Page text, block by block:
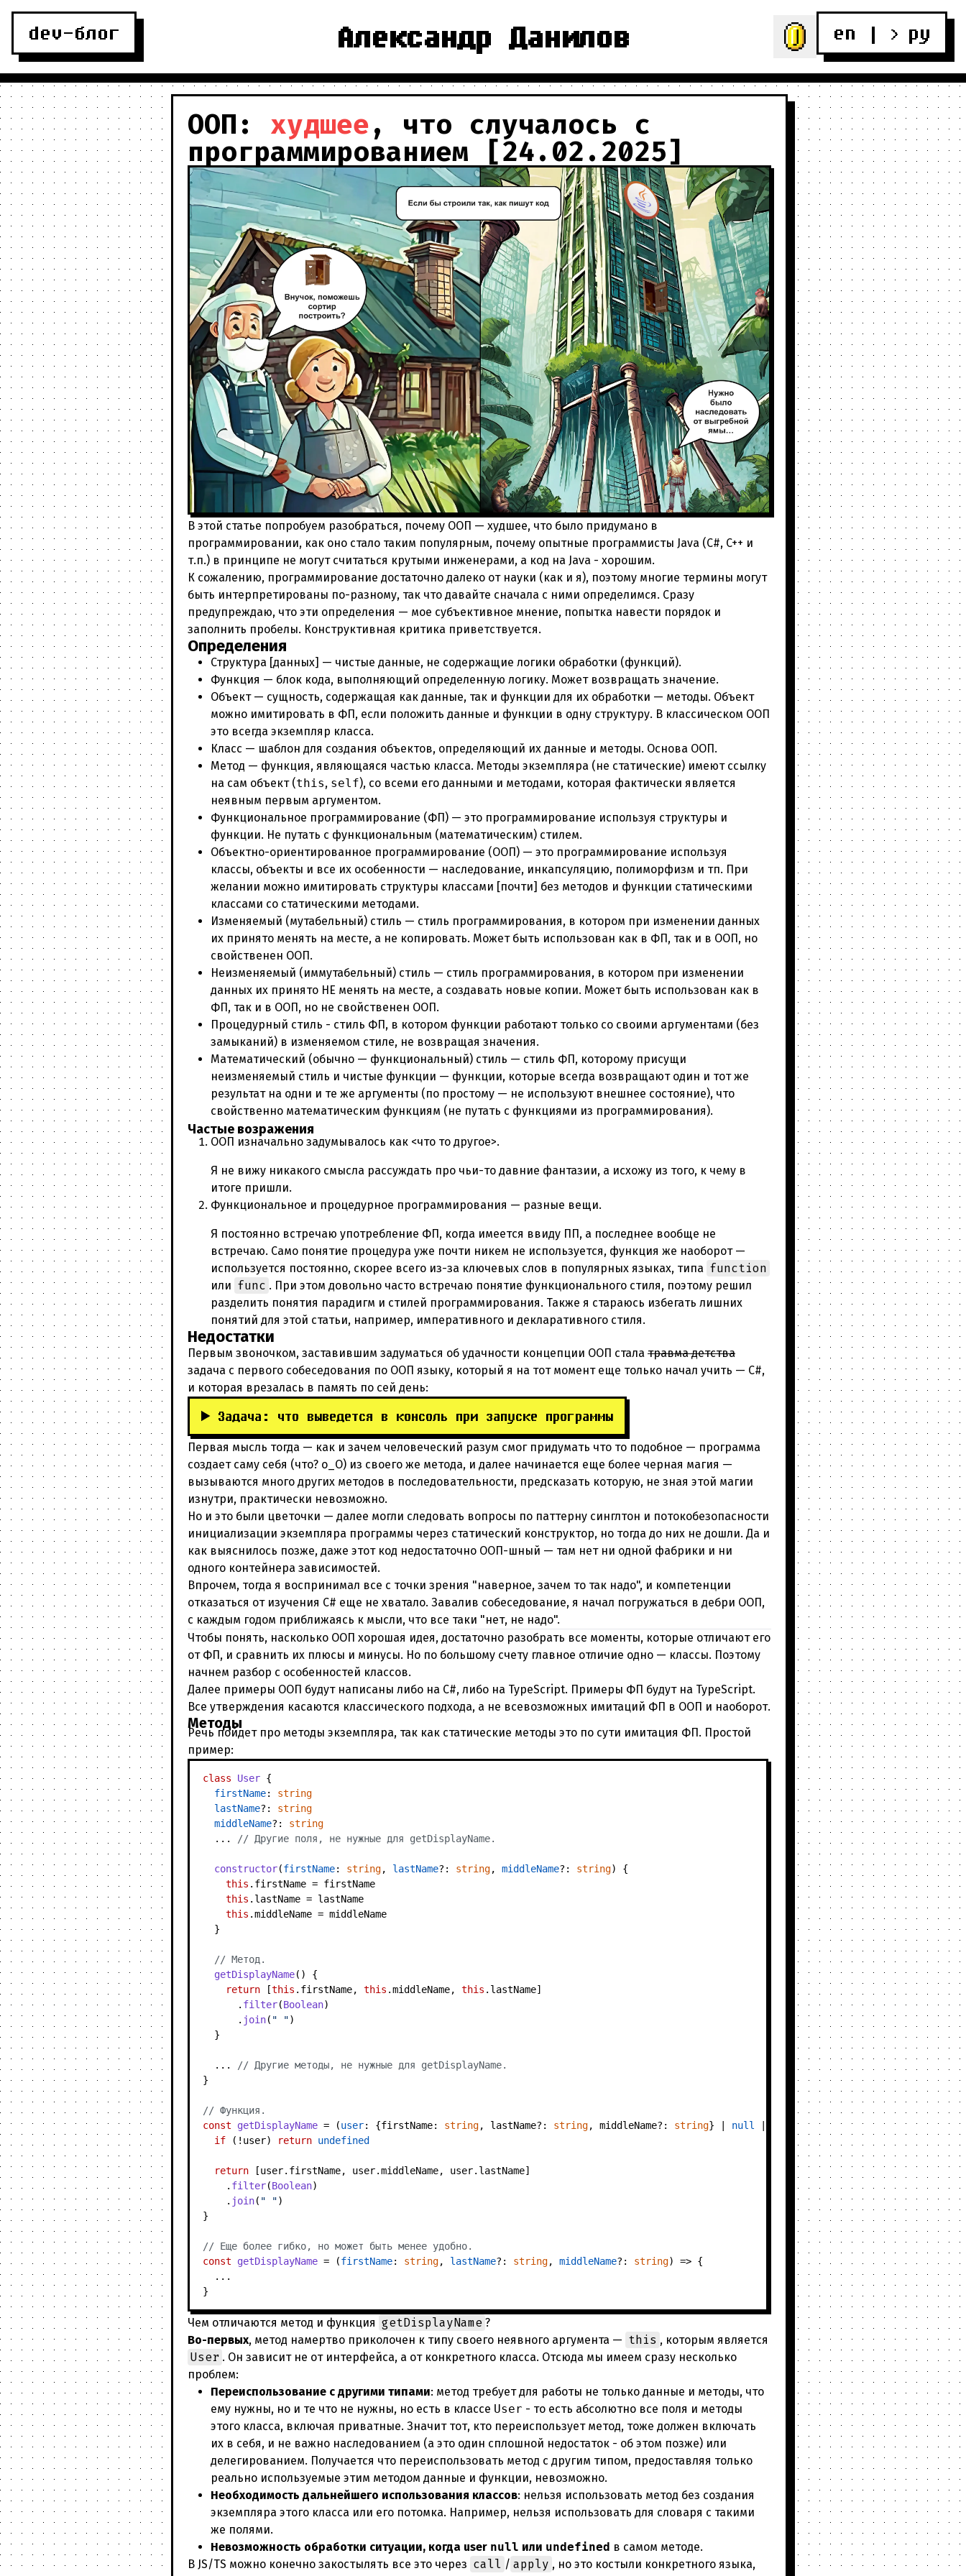
dev-блог Александр Данилов en | > ру
ООП: худшее, что случалось с
программированием [24.02.2025]
В этой статье попробуем разобраться, почему ООП — худшее, что было придумано в
программировании, как оно стало таким популярным, почему опытные программисты Java (C#, C++ и
т.п.) в принципе не могут считаться крутыми инженерами, а код на Java - хорошим.
К сожалению, программирование достаточно далеко от науки (как и я), поэтому многие термины могут
быть интерпретированы по-разному, так что давайте сначала с ними определимся. Сразу
предупреждаю, что эти определения — мое субъективное мнение, попытка навести порядок и
заполнить пробелы. Конструктивная критика приветствуется.
Определения
Структура [данных] — чистые данные, не содержащие логики обработки (функций).
Функция — блок кода, выполняющий определенную логику. Может возвращать значение.
Объект — сущность, содержащая как данные, так и функции для их обработки — методы. Объект
можно имитировать в ФП, если положить данные и функции в одну структуру. В классическом ООП
это всегда экземпляр класса.
Класс — шаблон для создания объектов, определяющий их данные и методы. Основа ООП.
Метод — функция, являющаяся частью класса. Методы экземпляра (не статические) имеют ссылку
на сам объект (this, self), со всеми его данными и методами, которая фактически является
неявным первым аргументом.
Функциональное программирование (ФП) — это программирование используя структуры и
функции. Не путать с функциональным (математическим) стилем.
Объектно-ориентированное программирование (ООП) — это программирование используя
классы, объекты и все их особенности — наследование, инкапсуляцию, полиморфизм и тп. При
желании можно имитировать структуры классами [почти] без методов и функции статическими
классами со статическими методами.
Изменяемый (мутабельный) стиль — стиль программирования, в котором при изменении данных
их принято менять на месте, а не копировать. Может быть использован как в ФП, так и в ООП, но
свойственен ООП.
Неизменяемый (иммутабельный) стиль — стиль программирования, в котором при изменении
данных их принято НЕ менять на месте, а создавать новые копии. Может быть использован как в
ФП, так и в ООП, но не свойственен ООП.
Процедурный стиль - стиль ФП, в котором функции работают только со своими аргументами (без
замыканий) в изменяемом стиле, не возвращая значения.
Математический (обычно — функциональный) стиль — стиль ФП, которому присущи
неизменяемый стиль и чистые функции — функции, которые всегда возвращают один и тот же
результат на одни и те же аргументы (по простому — не используют внешнее состояние), что
свойственно математическим функциям (не путать с функциями из программирования).
Частые возражения
ООП изначально задумывалось как <что то другое>.
Я не вижу никакого смысла рассуждать про чьи-то давние фантазии, а исхожу из того, к чему в
итоге пришли.
Функциональное и процедурное программирования — разные вещи.
Я постоянно встречаю употребление ФП, когда имеется ввиду ПП, а последнее вообще не
встречаю. Само понятие процедура уже почти никем не используется, функция же наоборот —
используется постоянно, скорее всего из-за ключевых слов в популярных языках, типа function
или func . При этом довольно часто встречаю понятие функционального стиля, поэтому решил
разделить понятия парадигм и стилей программирования. Также я стараюсь избегать лишних
понятий для этой статьи, например, императивного и декларативного стиля.
Недостатки
Первым звоночком, заставившим задуматься об удачности концепции ООП стала травма детства
задача с первого собеседования по ООП языку, который я на тот момент еще только начал учить — C#,
и которая врезалась в память по сей день:
Задача: что выведется в консоль при запуске программы
Первая мысль тогда — как и зачем человеческий разум смог придумать что то подобное — программа
создает саму себя (что? о_О) из своего же метода, и далее начинается еще более черная магия —
вызываются много других методов в последовательности, предсказать которую, не зная этой магии
изнутри, практически невозможно.
Но и это были цветочки — далее могли следовать вопросы по паттерну синглтон и потокобезопасности
инициализации экземпляра программы через статический конструктор, но тогда до них не дошли. Да и
как выяснилось позже, даже этот код недостаточно ООП-шный — там нет ни одной фабрики и ни
одного контейнера зависимостей.
Впрочем, тогда я воспринимал все с точки зрения "наверное, зачем то так надо", и компетенции
отказаться от изучения C# еще не хватало. Завалив собеседование, я начал погружаться в дебри ООП,
с каждым годом приближаясь к мысли, что все таки "нет, не надо".
Чтобы понять, насколько ООП хорошая идея, достаточно разобрать все моменты, которые отличают его
от ФП, и сравнить их плюсы и минусы. Но по большому счету главное отличие одно — классы. Поэтому
начнем разбор с особенностей классов.
Далее примеры ООП будут написаны либо на C#, либо на TypeScript. Примеры ФП будут на TypeScript.
Все утверждения касаются классического подхода, а не всевозможных имитаций ФП в ООП и наоборот.
Методы
Речь пойдет про методы экземпляра, так как статические методы это по сути имитация ФП. Простой
пример:
class User {
firstName: string
lastName?: string
middleName?: string
  ...
// Другие поля, не нужные для getDisplayName.
constructor(firstName: string, lastName?: string, middleName?: string) {
this . firstName = firstName
this . lastName = lastName
this .middleName = middleName
  }
// Метод.
getDisplayName( ) {
return [this . firstName, this .middleName, this . lastName]
      .
filter(Boolean)
      .
join( " ")
  }
  ...
// Другие методы, не нужные для getDisplayName.
}
// Функция.
const
getDisplayName = (user: {firstName: string, lastName?: string, middleName?: string} | null undefined
) => {
if (!user) return undefined
return [user. firstName, user.middleName, user. lastName]
    .
filter(Boolean)
    .
join( " ")
}
// Еще более гибко, но может быть менее удобно.
const
getDisplayName = (firstName: string, lastName?: string, middleName?: string) => {
  ...
Чем отличаются метод и функция getDisplayName ?
Во-первых, метод намертво приколочен к типу своего неявного аргумента — this , которым является
User . Он зависит не от интерфейса, а от конкретного класса. Отсюда мы имеем сразу несколько
проблем:
Переиспользование с другими типами: метод требует для работы не только данные и методы, что
ему нужны, но и те что не нужны, но есть в классе User - то есть абсолютно все поля и методы
этого класса, включая приватные. Значит тот, кто переиспользует метод, тоже должен включать
их в себя, и не важно наследованием (а это один сплошной недостаток - об этом позже) или
делегированием. Получается что переиспользовать метод с другим типом, предоставляя только
реально используемые этим методом данные и функции, невозможно.
Необходимость дальнейшего использования классов: нельзя использовать метод без создания
экземпляра этого класса или его потомка. Например, нельзя использовать для словаря с такими
же полями.
Невозможность обработки ситуации, когда user null или undefined в самом методе.
В JS/TS можно конечно закостылять все это через call / apply , но это костыли конкретного языка,